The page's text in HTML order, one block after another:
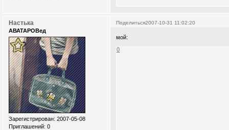
Поделиться2007-10-31 11:02:20
Настька
АВАТАРОВед
Зарегистрирован: 2007-05-08
Приглашений: 0
мой:
0